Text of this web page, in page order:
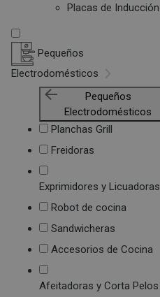
Placas de Inducción
Pequeños
Electrodomésticos
Pequeños
Electrodomésticos
Planchas Grill
Freidoras
Exprimidores y Licuadoras
Robot de cocina
Sandwicheras
Accesorios de Cocina
Afeitadoras y Corta Pelos